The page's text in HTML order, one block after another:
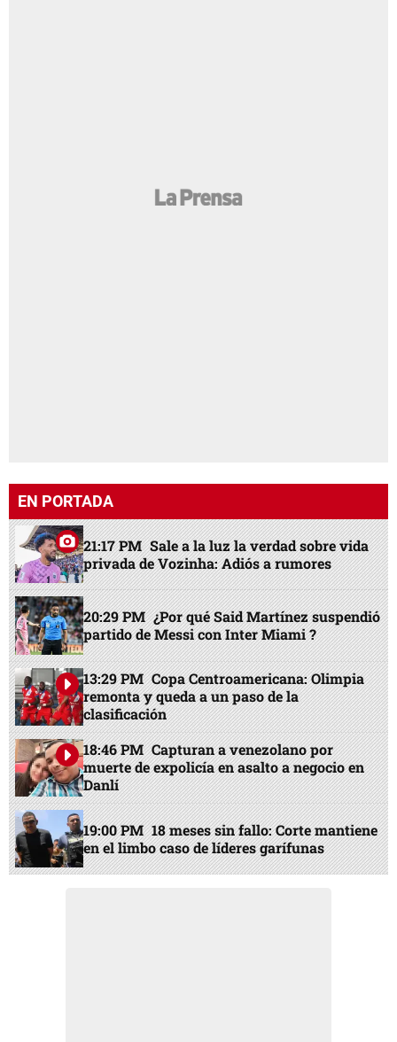
EN PORTADA
21:17 PM Sale a la luz la verdad sobre vida
privada de Vozinha: Adiós a rumores
20:29 PM ¿Por qué Said Martínez suspendió
partido de Messi con Inter Miami ?
13:29 PM Copa Centroamericana: Olimpia
remonta y queda a un paso de la
clasificación
18:46 PM Capturan a venezolano por
muerte de expolicía en asalto a negocio en
Danlí
19:00 PM 18 meses sin fallo: Corte mantiene
en el limbo caso de líderes garífunas